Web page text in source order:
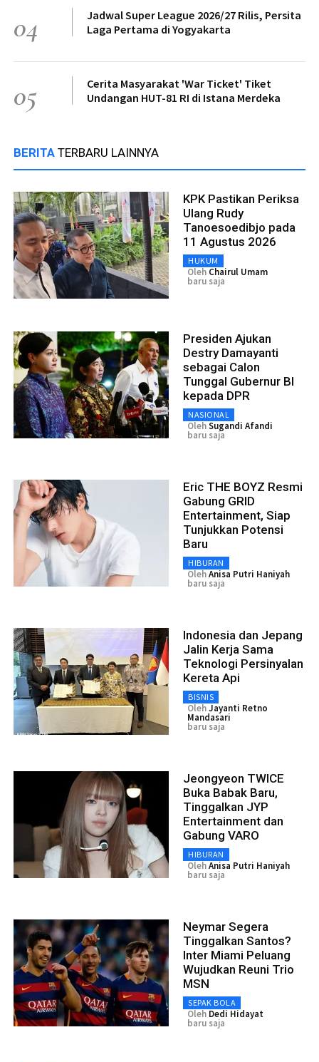
04
Jadwal Super League 2026/27 Rilis, Persita
Laga Pertama di Yogyakarta
05
Cerita Masyarakat 'War Ticket' Tiket
Undangan HUT-81 RI di Istana Merdeka
BERITA TERBARU LAINNYA
KPK Pastikan Periksa
Ulang Rudy
Tanoesoedibjo pada
11 Agustus 2026
HUKUM
Oleh Chairul Umam
baru saja
Presiden Ajukan
Destry Damayanti
sebagai Calon
Tunggal Gubernur BI
kepada DPR
NASIONAL
OlehSugandi Afandi
baru saja
Eric THE BOYZ Resmi
Gabung GRID
Entertainment, Siap
Tunjukkan Potensi
Baru
HIBURAN
OlehAnisa Putri Haniyah
baru saja
Indonesia dan Jepang
Jalin Kerja Sama
Teknologi Persinyalan
Kereta Api
BISNIS
OlehJayanti Retno
Mandasari
baru saja
Jeongyeon TWICE
Buka Babak Baru,
Tinggalkan JYP
Entertainment dan
Gabung VARO
HIBURAN
OlehAnisa Putri Haniyah
baru saja
Neymar Segera
Tinggalkan Santos?
Inter Miami Peluang
Wujudkan Reuni Trio
MSN
SEPAK BOLA
Oleh Dedi Hidayat
baru saja